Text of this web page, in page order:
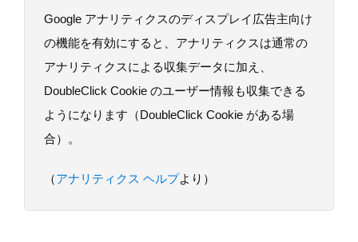
Google アナリティクスのディスプレイ広告主向け
の機能を有効にすると、アナリティクスは通常の
アナリティクスによる収集データに加え、
DoubleClick Cookie のユーザー情報も収集できる
ようになります（DoubleClick Cookie がある場
合）。
（アナリティクス ヘルプより）